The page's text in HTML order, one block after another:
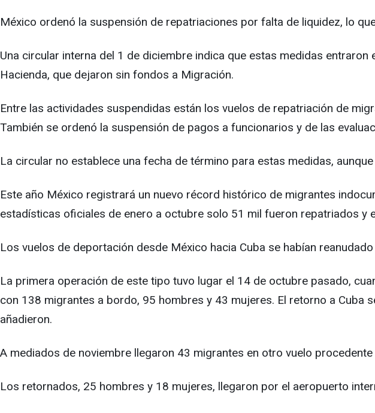
México ordenó la suspensión de repatriaciones por falta de liquidez, lo
Una circular interna del 1 de diciembre indica que estas medidas
Hacienda, que dejaron sin fondos a Migración.
Entre las actividades suspendidas están los vuelos de repatriación de
También se ordenó la suspensión de pagos a funcionarios y de las
La circular no establece una fecha de término para estas medidas,
Este año México registrará un nuevo récord histórico de migrantes
estadísticas oficiales de enero a octubre solo 51 mil fueron repatriados y
Los vuelos de deportación desde México hacia Cuba se habían
La primera operación de este tipo tuvo lugar el 14 de octubre pasado,
con 138 migrantes a bordo, 95 hombres y 43 mujeres. El retorno a
añadieron.
A mediados de noviembre llegaron 43 migrantes en otro vuelo procedente
Los retornados, 25 hombres y 18 mujeres, llegaron por el aeropuerto